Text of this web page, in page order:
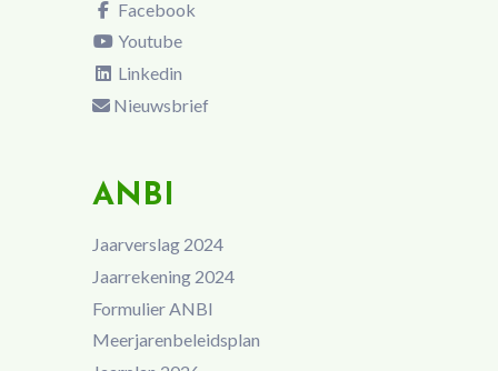
Facebook
Youtube
Linkedin
Nieuwsbrief
ANBI
Jaarverslag 2024
Jaarrekening 2024
Formulier ANBI
Meerjarenbeleidsplan